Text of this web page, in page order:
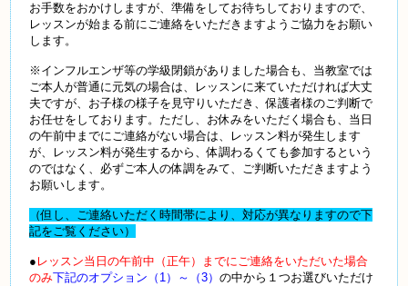
お手数をおかけしますが、準備をしてお待ちしておりますので、
レッスンが始まる前にご連絡をいただきますようご協力をお願い
します。
※インフルエンザ等の学級閉鎖がありました場合も、当教室では
ご本人が普通に元気の場合は、レッスンに来ていただければ大丈
夫ですが、お子様の様子を見守りいただき、保護者様のご判断で
お任せをしております。ただし、お休みをいただく場合も、当日
の午前中までにご連絡がない場合は、レッスン料が発生します
が、レッスン料が発生するから、体調わるくても参加するという
のではなく、必ずご本人の体調をみて、ご判断いただきますよう
お願いします。
（但し、ご連絡いただく時間帯により、対応が異なりますので下
記をご覧ください）
● レッスン当日の午前中（正午）までにご連絡をいただいた場合
のみ下記のオプション（1）～（3）の中から１つお選びいただけ